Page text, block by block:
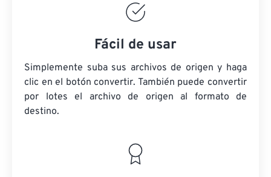
Fácil de usar
Simplemente suba sus archivos de origen y haga
clic en el botón convertir. También puede convertir
por lotes el archivo de origen al formato de
destino.